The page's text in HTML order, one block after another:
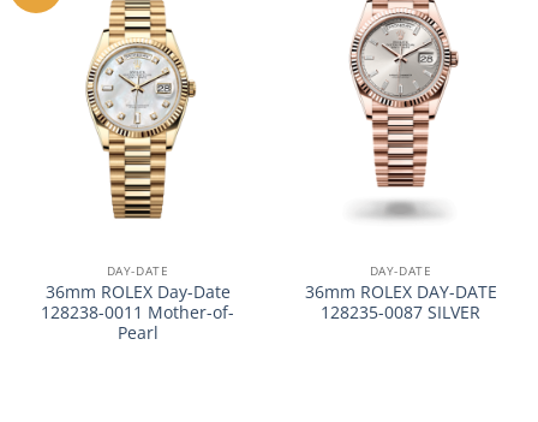
DAY-DATE
36mm ROLEX Day-Date
128238-0011 Mother-of-
Pearl
DAY-DATE
36mm ROLEX DAY-DATE
128235-0087 SILVER